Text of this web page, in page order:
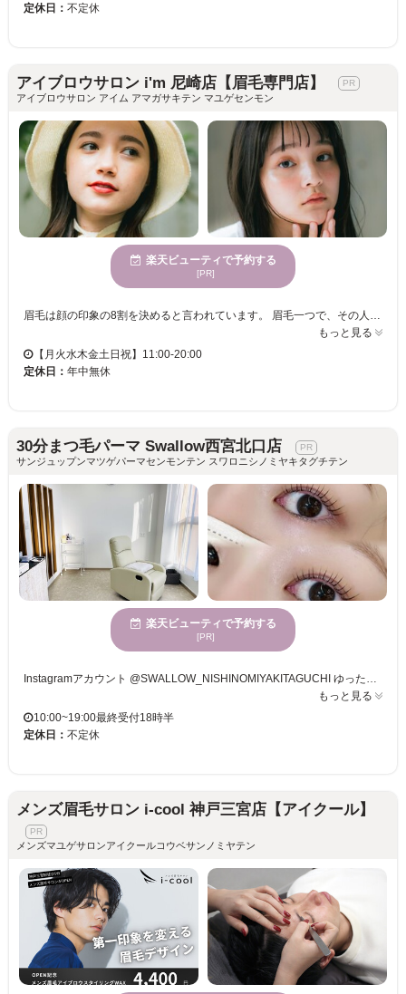
定休日： 不定休
アイブロウサロン i'm 尼崎店【眉毛専門店】
アイブロウサロン アイム アマガサキテン マユゲセンモン
楽天ビューティで予約する
[PR]
眉毛は顔の印象の8割を決めると言われています。 眉毛一つで、その人の雰囲気は、凛々しくもなり、優しくもなり、可愛くもなり、頼れる男らしくもなります。 私たちi’m （アイム） は、そんな重要なパーツである眉毛を、お客様の輪郭や自眉毛の特徴を活かして、似合う眉毛デザインをご提案いたします。 また、普段のメイクや、ファッション、なりたい雰囲気もお聞かせいただきながら、ご納得のいくデザインを、確かなアイブロウスキルで叶えさせて頂きます。 アイブロウデザインのエキスパートたちへ、是非一度ご相談下さい。 i’m（アイム）スタッフ一同、皆様のご来店を心からお待ちしております。
もっと見る
【月火水木金土日祝】11:00-20:00
定休日： 年中無休
30分まつ毛パーマ Swallow西宮北口店
サンジュップンマツゲパーマセンモンテン スワロニシノミヤキタグチテン
楽天ビューティで予約する
[PR]
Instagramアカウント @SWALLOW_NISHINOMIYAKITAGUCHI ゆったりとした時間をお過ごしいただけます♪贅沢な時間をお過ごしください！ お一人お一人のピッタリなメニューで、その目元のお悩みを改善していきましょう！ お客様の理想を叶えるため、種類豊富にまつげメニューをご用意しております♪
もっと見る
10:00~19:00最終受付18時半
定休日： 不定休
メンズ眉毛サロン i-cool 神戸三宮店【アイクール】
メンズマユゲサロンアイクールコウベサンノミヤテン